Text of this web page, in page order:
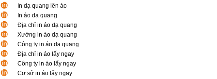
In dạ quang lên áo
In áo dạ quang
Địa chỉ in áo dạ quang
Xưởng in áo dạ quang
Công ty in áo dạ quang
Địa chỉ in áo lấy ngay
Công ty in áo lấy ngay
Cơ sở in áo lấy ngay